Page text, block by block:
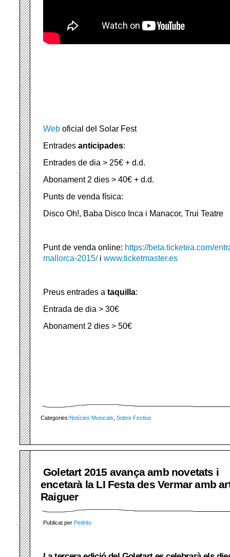
Web oficial del Solar Fest
Entrades anticipades:
Entrades de dia > 25€ + d.d.
Abonament 2 dies > 40€ + d.d.
Punts de venda física:
Disco Oh!, Baba Disco Inca i Manacor, Trui Teatre
Punt de venda online: https://beta.ticketea.com/
mallorca-2015/i www.ticketmaster.es
Preus entrades a taquilla:
Entrada de dia > 30€
Abonament 2 dies > 50€
Categories:Notícies Musicals Sobre Festius
Goletart 2015 avança amb novetats i
encetarà la LI Festa des Vermar amb
Raiguer
Publicat per Pedrito